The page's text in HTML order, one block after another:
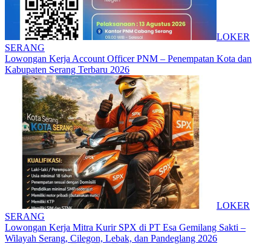
LOKER
SERANG
Lowongan Kerja Account Officer PNM – Penempatan Kota dan
Kabupaten Serang Terbaru 2026
LOKER
SERANG
Lowongan Kerja Mitra Kurir SPX di PT Esa Gemilang Sakti –
Wilayah Serang, Cilegon, Lebak, dan Pandeglang 2026